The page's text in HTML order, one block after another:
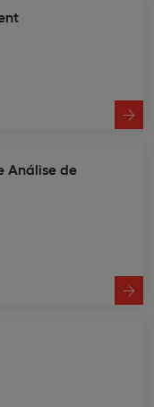
Análise de